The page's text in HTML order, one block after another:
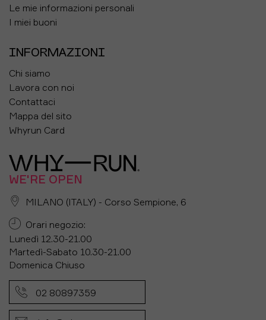
Le mie informazioni personali
I miei buoni
INFORMAZIONI
Chi siamo
Lavora con noi
Contattaci
Mappa del sito
Whyrun Card
WE'RE OPEN
MILANO (ITALY) - Corso Sempione, 6
Orari negozio:
Lunedì 12.30-21.00
Martedì-Sabato 10.30-21.00
Domenica Chiuso
02 80897359